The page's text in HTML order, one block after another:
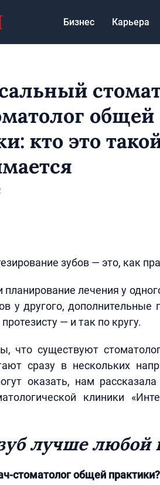
Бизнес Карьера
общей
кто это
зубов — это, как
планирование лечения у
у другого, дополнительные
— и так по кругу.
что существуют
сразу в нескольких
оказать, нам
клиники
лучше любой
стоматолог общей практики?